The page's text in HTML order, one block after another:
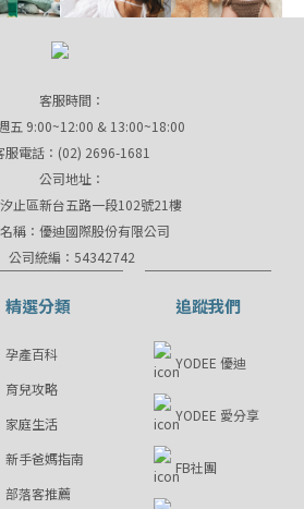
客服時間：
五 9:00~12:00 & 13:00~18:00
服電話：(02) 2696-1681
公司地址：
止區新台五路一段102號21樓
稱：優迪國際股份有限公司
公司統編：54342742
精選分類
孕產百科
育兒攻略
家庭生活
新手爸媽指南
部落客推薦
追蹤我們
YODEE 優迪
YODEE 愛分享
FB社團